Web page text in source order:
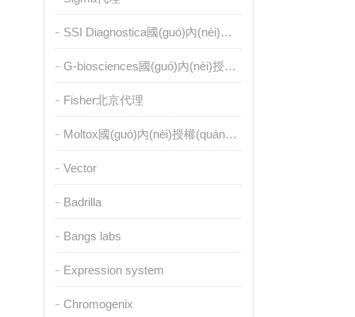
SSI Diagnostica國(guó)內(nèi)授權(quán)代理
G-biosciences國(guó)內(nèi)授權(quán)代理
Fisher北京代理
Moltox國(guó)內(nèi)授權(quán)代理
Vector
Badrilla
Bangs labs
Expression system
Chromogenix